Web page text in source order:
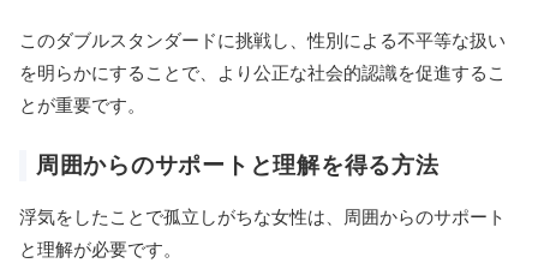
このダブルスタンダードに挑戦し、性別による不平等な扱い
を明らかにすることで、より公正な社会的認識を促進するこ
とが重要です。
周囲からのサポートと理解を得る方法
浮気をしたことで孤立しがちな女性は、周囲からのサポート
と理解が必要です。